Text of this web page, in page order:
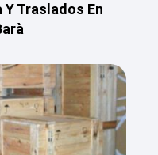
Y Traslados En